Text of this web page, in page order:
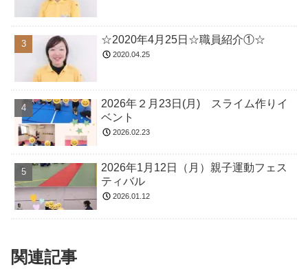
☆2020年4月25日☆職員紹介①☆
2020.04.25
2026年２月23日(月) スライム作りイ
ベント
2026.02.23
2026年1月12日（月）親子運動フェス
ティバル
2026.01.12
関連記事